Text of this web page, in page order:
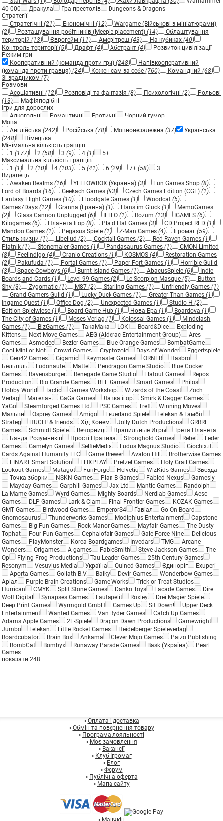
40 000
Дракула Гра престолів
Dungeons & Dragons
Стратегії
Стратегічні(21) Економічні(12)
Wargame (Військові з мініатюрами)
(2)
Розташування робітників (Meeple placement)(14)
Облаштування
територій(13) Єврогейм(11) Амерітреш(43) На кубиках(40)
Контроль території(5) Драфт(4) Абстракт(4)
Розвиток цивілізації
Режим гри
Кооперативний (команда проти гри)(248)
Напівкооперативний
(команда проти гравця)(24) Кожен сам за себе(760) Командний(68)
Зі зрадником(7)
Розмови
Асоціативні(12) Розповіді та фантазія(8) Психологічні(2)
Рольові
(13)
Мафіяподібні
Ігри для дорослих
Алкогольні
Романтичні Еротичні
Чорний гумор
Мова
Англійська(242) Російська(78) Мовнонезалежна(37)
Українська
(248)
Німецька
Мінімальна кількість гравців
1(177) 2(58) 3(9) 4(1)
5+
Максимальна кількість гравців
1(1) 2(10) 4(103) 5(41) 6(29) 7+(58)
3
Видавець
Awaken Realms(16) YELLOWBOX (Украина)(3) Fun Games Shop(8)
Lord of Boards(16) Geekach Games(93) Czech Games Edition (CGE)(1)
Fantasy Flight Games(10) Floodgate Games(1) Woodcat(5)
Games7Days(12) Granna (Гранна)(1) Hans im Gluck(1)
MemoGames
(2)
Glass Cannon Unplugged(6) IELLO(1) Rozum(13) IGAMES(6)
Kilogames(6) Планета Ігор(8) Plaid Hat Games(3) CD Project RED(1)
Mandoo Games(1) Pegasus Spiele(1) Z-Man Games(4) Ігромаг(59)
Стиль жизни(1) Libellud(2) Cocktail Games(2) Red Raven Games(1)
Piatnik(1) Stonemaier Games(1) Pandasaurus Games(1)
CMON Limited
(8)
Feelindigo(4) Cranio Creations(1) KOSMOS(4)
Restoration Games
(2)
Pakufuda(1) Portal Games(1) Paper Fort Games(1)
Horrible Guild
(3)
Space Cowboys(6) Burnt Island Games(1) AbacusSpiele(6)
Indie
Boards and Cards(1) Level 99 Games(2) Le Scorpion Masque(5)
Button
Shy(3) Zygomatic(1) M87(2) Starling Games(1) Unfriendly Games(1)
Grand Gamers Guild(1) Lucky Duck Games(1) Greater Than Games(1)
Ingame Quest(1) Office Dog(2) Unexpected Games(1) Studio H(2)
Edition Spielwiese(1) Board Game Hub(1) Нова Ера(1) Boardova(1)
The City of Games(1) Moses Verlag(1) Kolossal Games(1)
Mindclash
Games(1) BizGames(1) ТакаМака LOKI Board&Dice
Exploding
Kittens
Next Move Games AEG (Alderac Entertainment Group)
Ares
Games
Asmodee Bezier Games Blue Orange Games
BombatGame
Cool Mini or Not
Crowd Games Cryptozoic Days of Wonder
Eggertspiele
Gen42 Games
Gigamic Keymaster Games ORNER
Hasbro
Бельвіль
Ludonaute Mattel Pendragon Game Studio
Blue Cocker
Games
Ravensburger Renegade Game Studio Flatout Games
Repos
Production
Rio Grande Games BFF Games Smart Games
Philos
Hobby World
Tactic Games Workshop Wizards of the Coast
Zoch
Verlag
Магелан GaGa Games Лавка ігор
Smirk & Dagger Games
YaGo
Steamforged Games Ltd. PSC Games Trefl
Winning Moves
Мальви
Osprey Games Amigo Feuerland Spiele
Lelekan & Гамбіт
Strateg
HUCH! & friends Хід Конем Jolly Dutch Productions
GRRRE
Games
Schmidt Spiele Вечорниці Правильные Игры
Третя Планета
Банда Розумників
Прості Правила Stronghold Games Rebel
Leder
Games
Gamelyn Games SelfieMedia Ludus Magnus Studio
Giochix.it
Cards Against Humanity LLC
Game Brewer Avalon Hill
Brotherwise Games
FINART Smart Solution
FLIXPLAY Pretzel Games
Holy Grail Games
Lookout Games
Matagot FunForge Helvetiq WizKids Games
Звезда
Точка зборки
NSKN Games Plan B Games Fabled Nexus
Gamesly
Mayday Games
Garphill Games Jax Ltd Mantic Games
Randolph
La Mame Games
Wyrd Games Mighty Boards Nerdlab Games
Aesc
Games
DLP Games Lark & Clam Final Frontier Games
KOZAK Games
GMT Games
Birdwood Games EmperorS4 Ґавіал
Go On Board
Gnomosaurus
Thunderworks Games Modiphius Entertainment
Capstone
Games
Big Fun Games Rock Manor Games Mayfair Games
The Dusty
Tophat
Four Fun Games Cephalofair Games Gale Force Nine
Delicious
Games
PlayMonster Korea Boardgames Invedars TMG
Arcane
Wonders
Origames A-games FableSmith Steve Jackson Games
The
Op
Flying Frog Productions Tau Leader Games
25th Century Games
Resonym
Vesuvius Media Україна Quined Games Єдиноріг
Exuperi
Aporta Games
Goliath B.V. Baiky Devir Games
Wonderbow Games
Аріал
Purple Brain Creations Game Works
Trick or Treat Studios
Hurrican
CMYK Split Stone Games Danko Toys Facade Games
Dire
Wolf Digital
Synapses Games Lautapelit Roxley
Drei Magier Spiele
Deep Print Games
Wyrmgold GmbH Games Up Sit Down!
Upper Deck
Entertainment
Wanted Games Van Ryder Games
Catch Up Games
Adams Apple Games
2F-Spiele Dragon Dawn Productions
Gamewright
Jumbo
Lelekan Little Rocket Games
Heidelberger Spieleverlag
Boardcubator
Brain Box Ankama Clever Mojo Games
Paizo Publishing
BombCat
Bombyx Runaway Parade Games Bask (Україна)
Pearl
Games
показати 248
◦ Оплата і доставка
◦ Обмін та повернення товару
◦ Програма лояльності
◦ Моє замовлення
◦ Вакансії
◦ Клуб Ігромаг
◦ Блог
◦ Форум
◦ Публічна оферта
◦ Мапа сайту
◦ Манчкін